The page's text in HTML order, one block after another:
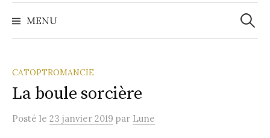
MENU
CATOPTROMANCIE
La boule sorcière
Posté le 23 janvier 2019 par Lune